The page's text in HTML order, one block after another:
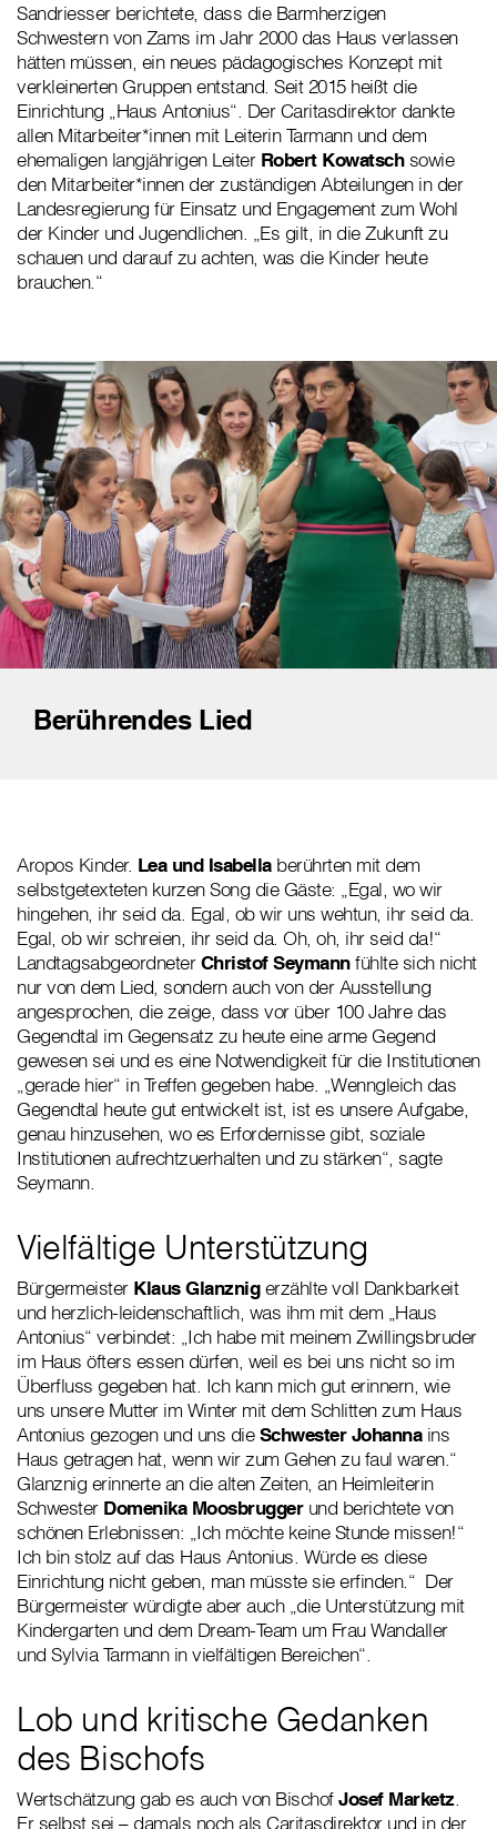
Sandriesser berichtete, dass die Barmherzigen
Schwestern von Zams im Jahr 2000 das Haus verlassen
hätten müssen, ein neues pädagogisches Konzept mit
verkleinerten Gruppen entstand. Seit 2015 heißt die
Einrichtung „Haus Antonius“. Der Caritasdirektor dankte
allen Mitarbeiter*innen mit Leiterin Tarmann und dem
ehemaligen langjährigen Leiter Robert Kowatschsowie
den Mitarbeiter*innen der zuständigen Abteilungen in der
Landesregierung für Einsatz und Engagement zum Wohl
der Kinder und Jugendlichen. „Es gilt, in die Zukunft zu
schauen und darauf zu achten, was die Kinder heute
brauchen.“
Berührendes Lied
Aropos Kinder. Lea und Isabellaberührten mit dem
selbstgetexteten kurzen Song die Gäste: „Egal, wo wir
hingehen, ihr seid da. Egal, ob wir uns wehtun, ihr seid da.
Egal, ob wir schreien, ihr seid da. Oh, oh, ihr seid da!“
LandtagsabgeordneterChristof Seymannfühlte sich nicht
nur von dem Lied, sondern auch von der Ausstellung
angesprochen, die zeige, dass vor über 100 Jahre das
Gegendtal im Gegensatz zu heute eine arme Gegend
gewesen sei und es eine Notwendigkeit für die Institutionen
„gerade hier“ in Treffen gegeben habe. „Wenngleich das
Gegendtal heute gut entwickelt ist, ist es unsere Aufgabe,
genau hinzusehen, wo es Erfordernisse gibt, soziale
Institutionen aufrechtzuerhalten und zu stärken“, sagte
Seymann.
Vielfältige Unterstützung
Bürgermeister Klaus Glanznigerzählte voll Dankbarkeit
und herzlich-leidenschaftlich, was ihm mit dem „Haus
Antonius“ verbindet: „Ich habe mit meinem Zwillingsbruder
im Haus öfters essen dürfen, weil es bei uns nicht so im
Überfluss gegeben hat. Ich kann mich gut erinnern, wie
uns unsere Mutter im Winter mit dem Schlitten zum Haus
Antonius gezogen und uns dieSchwester Johannains
Haus getragen hat, wenn wir zum Gehen zu faul waren.“
Glanznig erinnerte an die alten Zeiten, an Heimleiterin
Schwester Domenika Moosbrugger und berichtete von
schönen Erlebnissen: „Ich möchte keine Stunde missen!“
Ich bin stolz auf das Haus Antonius. Würde es diese
Einrichtung nicht geben, man müsste sie erfinden.“ Der
Bürgermeister würdigte aber auch „die Unterstützung mit
Kindergarten und dem Dream-Team um Frau Wandaller
und Sylvia Tarmann in vielfältigen Bereichen“.
Lob und kritische Gedanken
des Bischofs
Wertschätzung gab es auch von BischofJosef Marketz.
Er selbst sei – damals noch als Caritasdirektor und in der